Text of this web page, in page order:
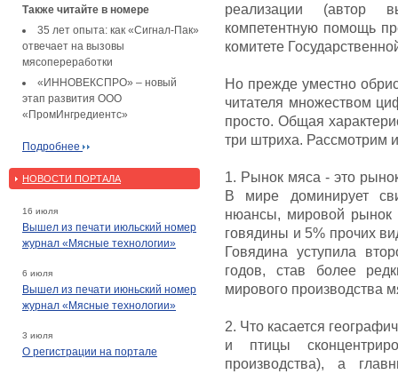
Также читайте в номере
35 лет опыта: как «Сигнал-Пак»
отвечает на вызовы
мясопереработки
«ИННОВЕКСПРО» – новый
этап развития ООО
«ПромИнгредиентс»
Подробнее
НОВОСТИ ПОРТАЛА
16 июля
Вышел из печати июльский номер
журнал «Мясные технологии»
6 июля
Вышел из печати июньский номер
журнал «Мясные технологии»
3 июля
О регистрации на портале
реализации (автор
компетентную помощь
комитете
Но прежде уместно
читателя множеством
просто. Общая
три штриха. Рассмотрим
1. Рынок мяса - это
В мире доминирует
нюансы, мировой рынок
говядины и 5% прочих
Говядина уступила
годов, став более
мирового производства
2. Что касается
и птицы
производства), а